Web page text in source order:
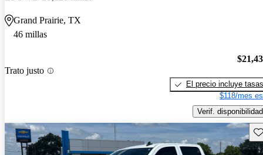
Grand Prairie, TX
46 millas
Trato justo
El precio incluye tasas
$118/mes
Verif. disponibilidad